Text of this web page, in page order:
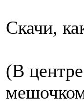
Скачи,
(В